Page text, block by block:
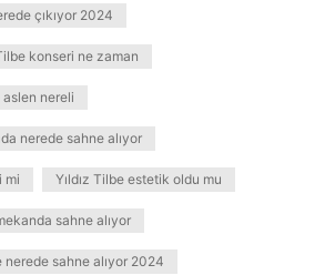
çıkıyor 2024
konseri ne zaman
aslen nereli
nerede sahne alıyor
mi Yıldız Tilbe estetik oldu mu
sahne alıyor
nerede sahne alıyor 2024